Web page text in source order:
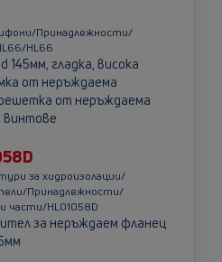
Принадлежности/
HL66
145мм, гладка, висока
от неръждаема
от неръждаема
винтове
за хидроизолации/
Принадлежности/
части/HL01058D
за неръждаем фланец